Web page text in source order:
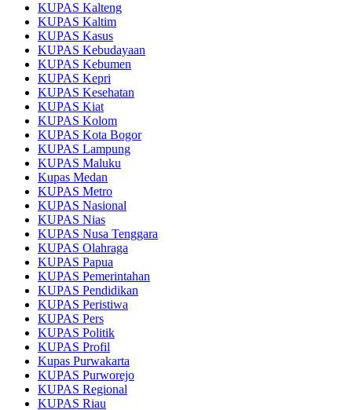
KUPAS Kalteng
KUPAS Kaltim
KUPAS Kasus
KUPAS Kebudayaan
KUPAS Kebumen
KUPAS Kepri
KUPAS Kesehatan
KUPAS Kiat
KUPAS Kolom
KUPAS Kota Bogor
KUPAS Lampung
KUPAS Maluku
Kupas Medan
KUPAS Metro
KUPAS Nasional
KUPAS Nias
KUPAS Nusa Tenggara
KUPAS Olahraga
KUPAS Papua
KUPAS Pemerintahan
KUPAS Pendidikan
KUPAS Peristiwa
KUPAS Pers
KUPAS Politik
KUPAS Profil
Kupas Purwakarta
KUPAS Purworejo
KUPAS Regional
KUPAS Riau